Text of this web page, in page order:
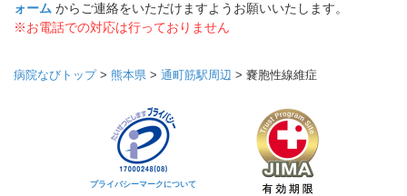
ォーム からご連絡をいただけますようお願いいたします。
※お電話での対応は行っておりません
病院なびトップ> 熊本県 > 通町筋駅周辺 > 嚢胞性線維症
プライバシーマークについて